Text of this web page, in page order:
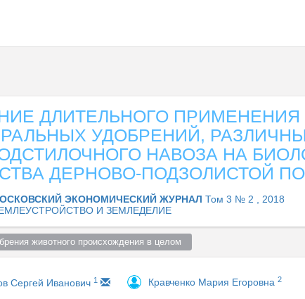
ДЛИТЕЛЬНОГО ПРИМЕНЕНИЯ
УДОБРЕНИЙ,
НАВОЗА НА
ДЕРНОВО-ПОДЗОЛИСТОЙ
ЭКОНОМИЧЕСКИЙ ЖУРНАЛ Том 3 № 2 , 2018
И ЗЕМЛЕДЕЛИЕ
животного происхождения в целом
Сергей Иванович 1 Кравченко Мария Егоровна 2